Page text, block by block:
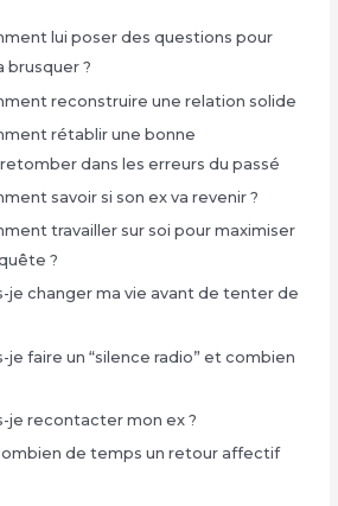
lui poser des questions pour
brusquer ?
reconstruire une relation solide
rétablir une bonne
dans les erreurs du passé
savoir si son ex va revenir ?
travailler sur soi pour maximiser
?
je changer ma vie avant de tenter de
je faire un “silence radio” et combien
je recontacter mon ex ?
de temps un retour affectif